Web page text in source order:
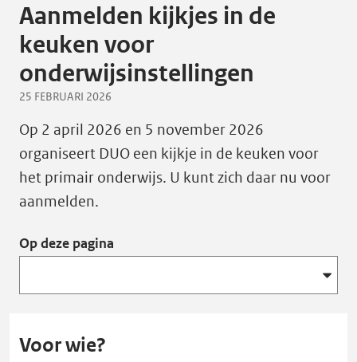
Aanmelden kijkjes in de
keuken voor
onderwijsinstellingen
25 FEBRUARI 2026
Op 2 april 2026 en 5 november 2026
organiseert DUO een kijkje in de keuken voor
het primair onderwijs. U kunt zich daar nu voor
aanmelden.
Op deze pagina
Voor wie?